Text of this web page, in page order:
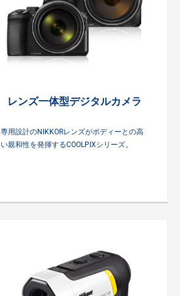
レンズ一体型デジタルカメラ
専用設計のNIKKORレンズがボディーとの高
い親和性を発揮するCOOLPIXシリーズ。